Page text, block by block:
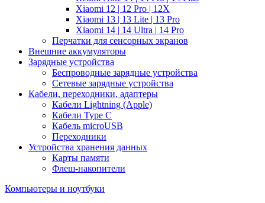
Xiaomi 12 | 12 Pro | 12X
Xiaomi 13 | 13 Lite | 13 Pro
Xiaomi 14 | 14 Ultra | 14 Pro
Перчатки для сенсорных экранов
Внешние аккумуляторы
Зарядные устройства
Беспроводные зарядные устройства
Сетевые зарядные устройства
Кабели, переходники, адаптеры
Кабели Lightning (Apple)
Кабели Type C
Кабель microUSB
Переходники
Устройства хранения данных
Карты памяти
Флеш-накопители
Компьютеры и ноутбуки